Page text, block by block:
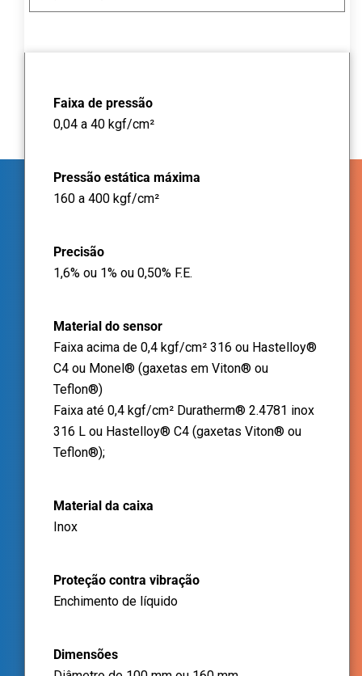
Faixa de pressão
0,04 a 40 kgf/cm²
Pressão estática máxima
160 a 400 kgf/cm²
Precisão
1,6% ou 1% ou 0,50% F.E.
Material do sensor
Faixa acima de 0,4 kgf/cm² 316 ou Hastelloy®
C4 ou Monel® (gaxetas em Viton® ou
Teflon®)
Faixa até 0,4 kgf/cm² Duratherm® 2.4781 inox
316 L ou Hastelloy® C4 (gaxetas Viton® ou
Teflon®);
Material da caixa
Inox
Proteção contra vibração
Enchimento de líquido
Dimensões